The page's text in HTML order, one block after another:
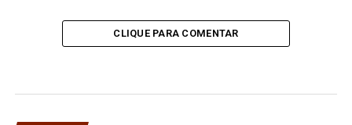
CLIQUE PARA COMENTAR